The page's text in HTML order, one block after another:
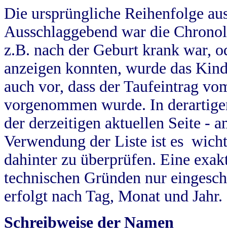
Die ursprüngliche Reihenfolge
Ausschlaggebend war die
z.B. nach der Geburt krank war,
anzeigen konnten, wurde das
auch vor, dass der Taufeintrag
vorgenommen wurde. In
der derzeitigen aktuellen Seite -
Verwendung der Liste ist es
dahinter zu überprüfen. Eine
technischen Gründen nur
erfolgt nach Tag, Monat und Jahr.
Schreibweise der Namen